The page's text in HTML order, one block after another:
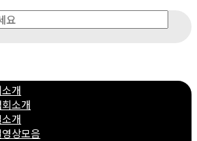
개
소개
개
상모음